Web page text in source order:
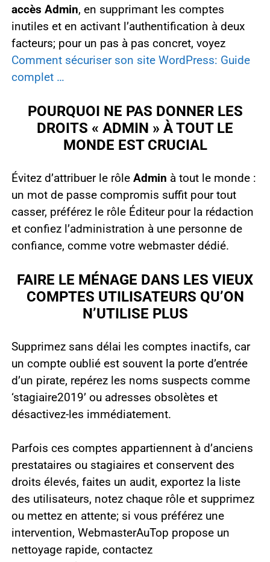
accès Admin, en supprimant les comptes
inutiles et en activant l’authentification à deux
facteurs; pour un pas à pas concret, voyez
Comment sécuriser son site WordPress: Guide
complet …
POURQUOI NE PAS DONNER LES
DROITS « ADMIN » À TOUT LE
MONDE EST CRUCIAL
Évitez d’attribuer le rôle Admin à tout le monde :
un mot de passe compromis suffit pour tout
casser, préférez le rôle Éditeur pour la rédaction
et confiez l’administration à une personne de
confiance, comme votre webmaster dédié.
FAIRE LE MÉNAGE DANS LES VIEUX
COMPTES UTILISATEURS QU’ON
N’UTILISE PLUS
Supprimez sans délai les comptes inactifs, car
un compte oublié est souvent la porte d’entrée
d’un pirate, repérez les noms suspects comme
‘stagiaire2019’ ou adresses obsolètes et
désactivez-les immédiatement.
Parfois ces comptes appartiennent à d’anciens
prestataires ou stagiaires et conservent des
droits élevés, faites un audit, exportez la liste
des utilisateurs, notez chaque rôle et supprimez
ou mettez en attente; si vous préférez une
intervention, WebmasterAuTop propose un
nettoyage rapide, contactez